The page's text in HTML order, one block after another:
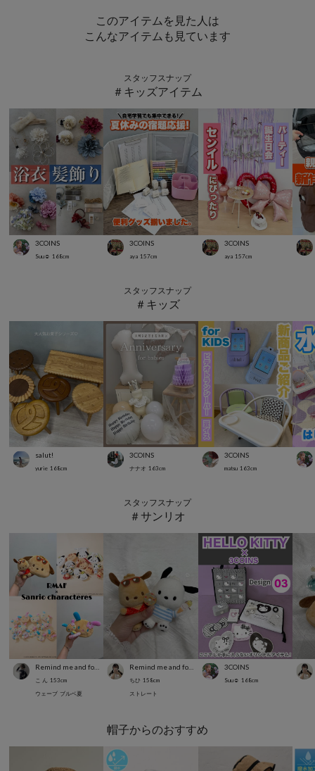
このアイテムを見た人は
こんなアイテムも見ています
スタッフスナップ
＃キッズアイテム
3COINS
Suu☺︎ 168cm
3COINS
aya 157cm
3COINS
aya 157cm
スタッフスナップ
＃キッズ
salut!
yurie 168cm
3COINS
ナナオ 163cm
3COINS
matsu 163cm
スタッフスナップ
＃サンリオ
こ ん 153cm
ウェーブ ブルベ夏
ちひ 158cm
ストレート
3COINS
Suu☺︎ 168cm
帽子からのおすすめ